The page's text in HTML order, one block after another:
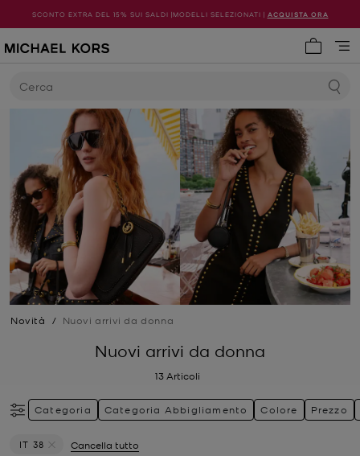
SCONTO EXTRA DEL 15% SUI SALDI |MODELLI SELEZIONATI | ACQUISTA ORA
Cerca
Novità / Nuovi arrivi da donna
Nuovi arrivi da donna
13Articoli
Categoria Categoria Abbigliamento Colore Prezzo
IT 38
Cancella tutto